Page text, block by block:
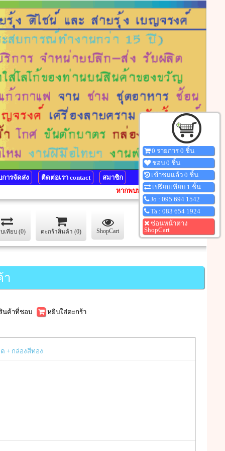
ารจัดส่ง ติดต่อเรา contact
สมาชิก
หากพบหน้าไหนแสดงผลผิดเพี้ยน กรุณากดปุ่ม
บเทียบ (0) ตะกร้าสินค้า (0) ShopCart
า
นค้าที่ชอบ หยิบใส่ตะกร้า
+ กล่องสีทอง
0 รายการ 0 ชิ้น
ชอบ 0 ชิ้น
เข้าชมแล้ว 0 ชิ้น
เปรียบเทียบ 1 ชิ้น
Jo : 095 694 1542
Ta : 083 654 1924
ซ่อนหน้าต่าง
ShopCart